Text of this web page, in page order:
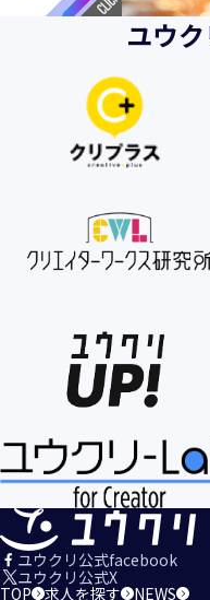
・当社等へアクセスさ
す。これらの情報には
話の種類、IPアドレス
【個人情報の利用目的の
当社は、個人情報を次
第１項及び
＜個人情報の利用目的＞
１．当社のサービスを提
２．当社のサービスを
備のため
３．当社のサービスの運
４．当社のサービスに
５．当社、その他当社の
積、改善、研究開発のた
６．当社がおすすめす
信・送付するため
７．当社とお客様の間で
８．当社のサービスに関
「規約等」といいます。
ユウ
ユウクリ公式facebook
ユウクリ公式X
TOP 求人を探す NEWS